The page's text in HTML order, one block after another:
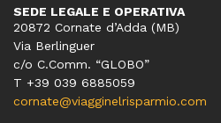
SEDE LEGALE E OPERATIVA
20872 Cornate d’Adda (MB)
Via Berlinguer
c/o C.Comm. “GLOBO”
T +39 039 6885059
cornate@viagginelrisparmio.com